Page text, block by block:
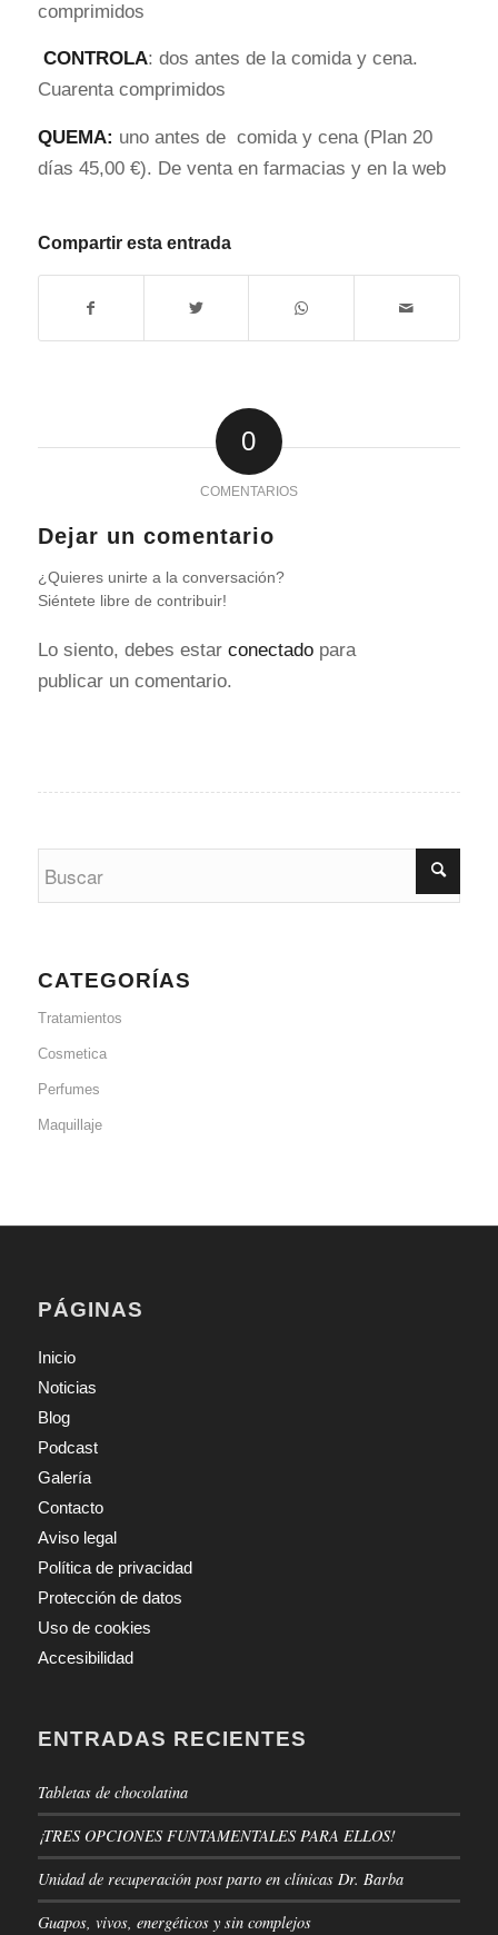
comprimidos
CONTROLA: dos antes de la comida y cena.
Cuarenta comprimidos
QUEMA: uno antes de comida y cena (Plan 20
días 45,00 €). De venta en farmacias y en la web
Compartir esta entrada
0
COMENTARIOS
Dejar un comentario
¿Quieres unirte a la conversación?
Siéntete libre de contribuir!
Lo siento, debes estar conectadopara
publicar un comentario.
CATEGORÍAS
Tratamientos
Cosmetica
Perfumes
Maquillaje
PÁGINAS
Inicio
Noticias
Blog
Podcast
Galería
Contacto
Aviso legal
Política de privacidad
Protección de datos
Uso de cookies
Accesibilidad
ENTRADAS RECIENTES
Tabletas de chocolatina
¡TRES OPCIONES FUNTAMENTALES PARA ELLOS!
Unidad de recuperación post parto en clínicas Dr. Barba
Guapos, vivos, energéticos y sin complejos